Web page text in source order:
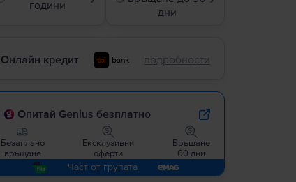
години
дни
Онлайн кредит подробности
Опитай Genius безплатно
Безаплано
връщане
Ексклузивни
оферти
Връщане
60 дни
Част от групата